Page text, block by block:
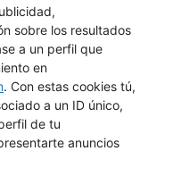
sobre los resultados
a un perfil que
en
. Con estas cookies tú,
a un ID único,
de tu
anuncios